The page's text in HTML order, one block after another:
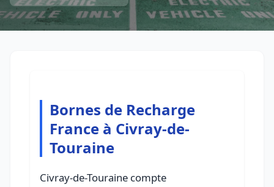
Bornes de Recharge
France à Civray-de-
Touraine
Civray-de-Touraine compte